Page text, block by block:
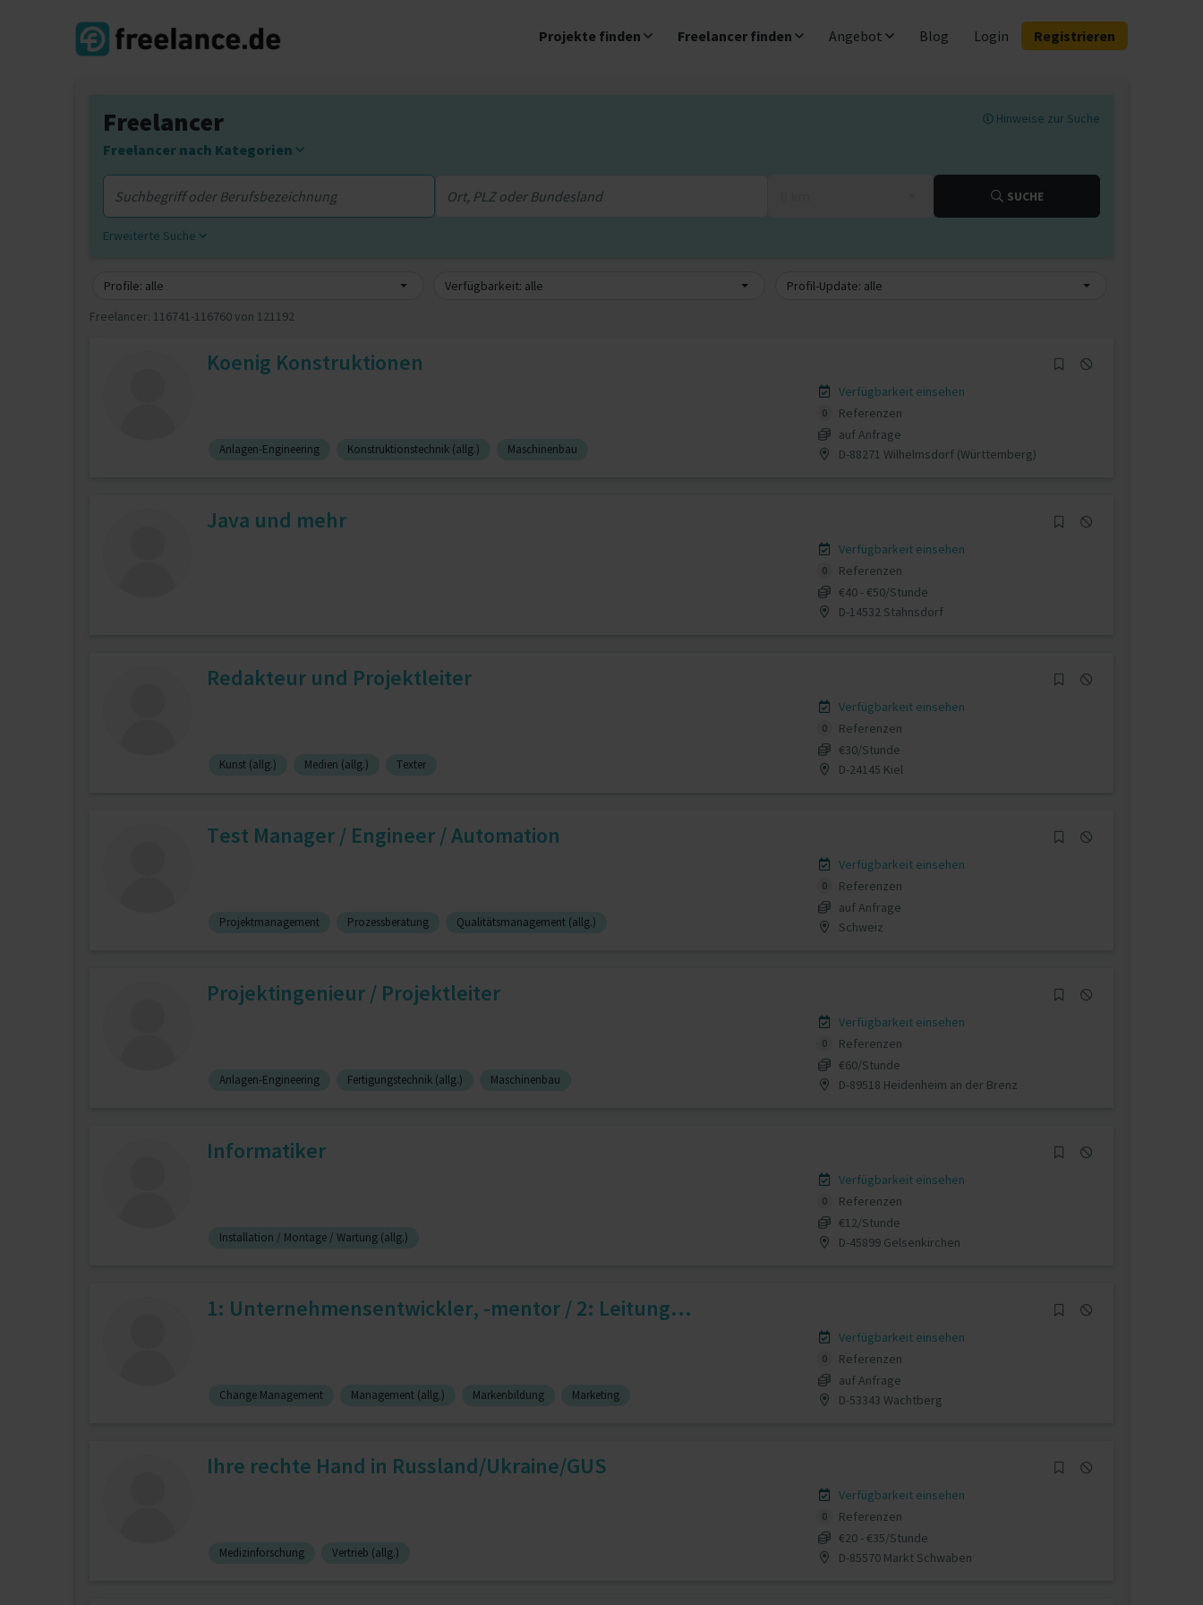
Projekte finden Freelancer finden Angebot Blog Login Registrieren
Hinweise zur Suche
Freelancer
Freelancer nach Kategorien
SUCHE
Erweiterte Suche
Profile: alle Verfügbarkeit: alle
Profil-Update: alle
Freelancer: 116741-116760 von 121192
Koenig Konstruktionen
Anlagen-Engineering Konstruktionstechnik (allg.) Maschinenbau
Verfügbarkeit einsehen
0
Referenzen
auf Anfrage
D-88271 Wilhelmsdorf (Württemberg)
Java und mehr
Verfügbarkeit einsehen
0
Referenzen
€40 - €50/Stunde
D-14532 Stahnsdorf
Redakteur und Projektleiter
Kunst (allg.) Medien (allg.) Texter
Verfügbarkeit einsehen
0
Referenzen
€30/Stunde
D-24145 Kiel
Test Manager / Engineer / Automation
Projektmanagement Prozessberatung Qualitätsmanagement (allg.)
Verfügbarkeit einsehen
0
Referenzen
auf Anfrage
Schweiz
Projektingenieur / Projektleiter
Anlagen-Engineering Fertigungstechnik (allg.) Maschinenbau
Verfügbarkeit einsehen
0
Referenzen
€60/Stunde
D-89518 Heidenheim an der Brenz
Informatiker
Installation / Montage / Wartung (allg.)
Verfügbarkeit einsehen
0
Referenzen
€12/Stunde
D-45899 Gelsenkirchen
1: Unternehmensentwickler, -mentor / 2: Leitung...
Change Management Management (allg.) Markenbildung Marketing
Verfügbarkeit einsehen
0
Referenzen
auf Anfrage
D-53343 Wachtberg
Ihre rechte Hand in Russland/Ukraine/GUS
Medizinforschung Vertrieb (allg.)
Verfügbarkeit einsehen
0
Referenzen
€20 - €35/Stunde
D-85570 Markt Schwaben